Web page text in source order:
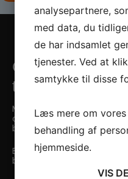
Grundige
tørretider
Medarbejderne hos
omfattende kursus hos
bilplejeprodukter at kende
En sådan grundighed er i
bilplejegruppen.
analysepartnere,
med data, du
de har indsamlet
tjenester. Ved at
samtykke til disse
Læs mere om
behandling af
hjemmeside.
VIS